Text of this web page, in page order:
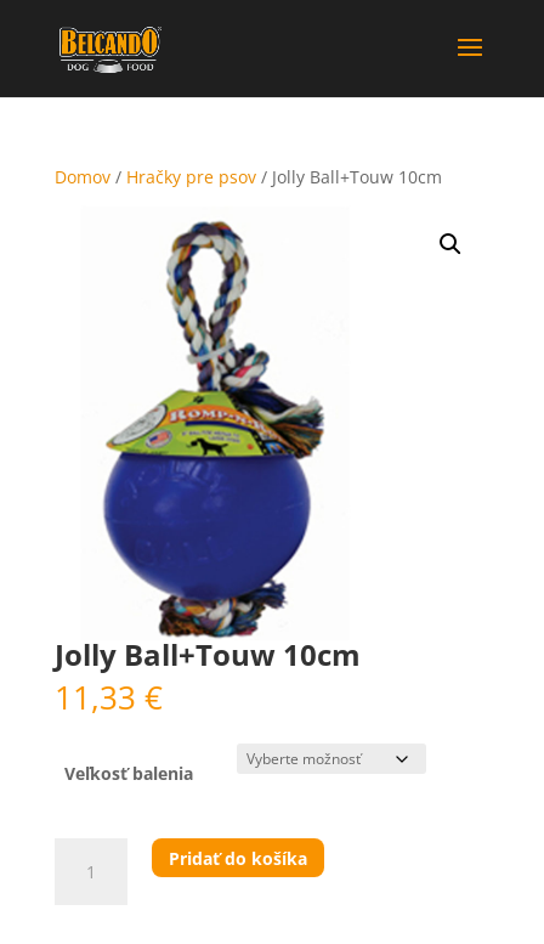
Domov/ Hračky pre psov/ Jolly Ball+Touw 10cm
Jolly Ball+Touw 10cm
11,33 €
Veľkosť balenia
Pridať do košíka